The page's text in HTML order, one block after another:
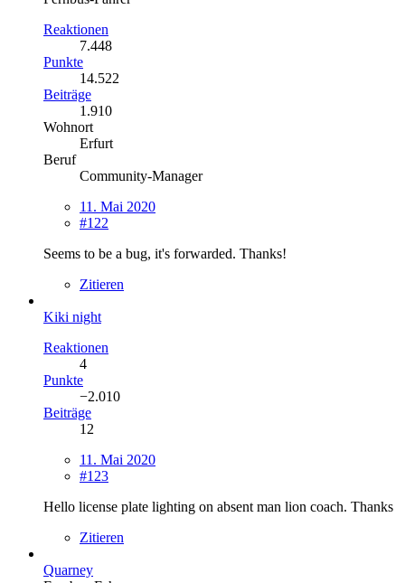
Reaktionen
7.448
Punkte
14.522
Beiträge
1.910
Wohnort
Erfurt
Beruf
Community-Manager
11. Mai 2020
#122
Seems to be a bug, it's forwarded. Thanks!
Zitieren
Kiki night
Reaktionen
4
Punkte
−2.010
Beiträge
12
11. Mai 2020
#123
Hello license plate lighting on absent man lion coach. Thanks
Zitieren
Quarney